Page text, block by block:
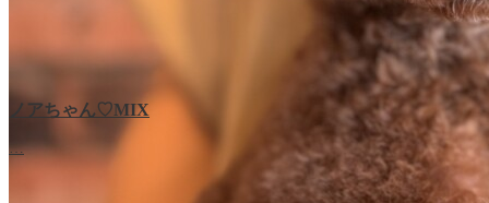
ノアちゃん♡‬MIX
…